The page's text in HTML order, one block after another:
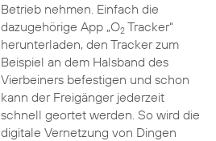
Betrieb nehmen. Einfach die
dazugehörige App „O2Tracker“
herunterladen, den Tracker zum
Beispiel an dem Halsband des
Vierbeiners befestigen und schon
kann der Freigänger jederzeit
schnell geortet werden. So wird die
digitale Vernetzung von Dingen